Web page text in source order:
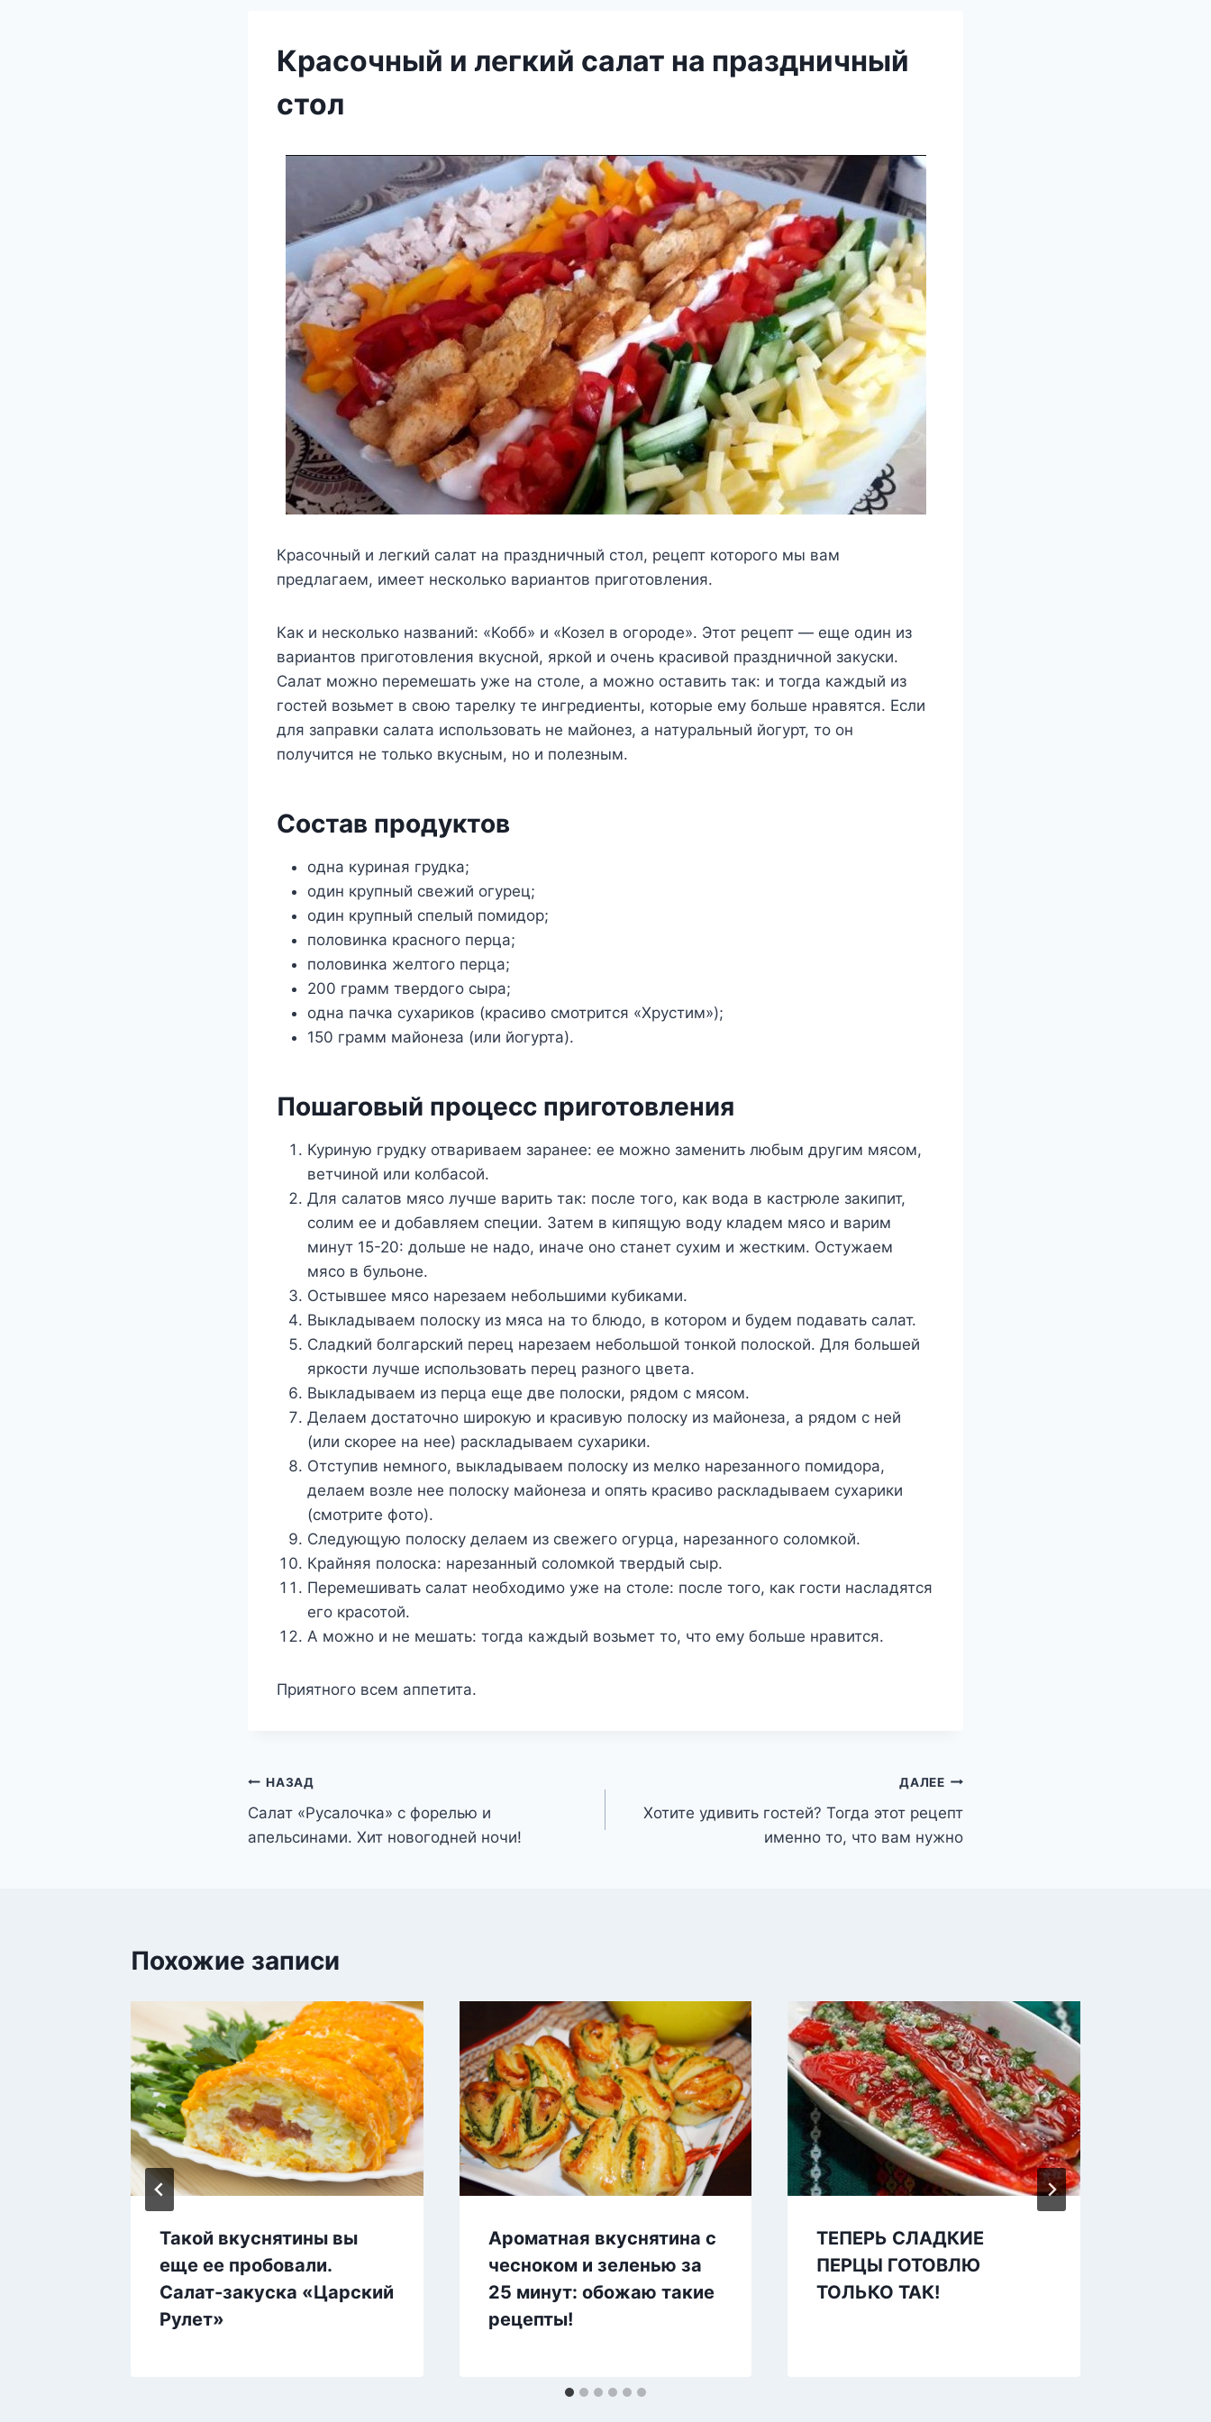
Красочный и легкий салат на праздничный
стол
Красочный и легкий салат на праздничный стол, рецепт которого мы вам
предлагаем, имеет несколько вариантов приготовления.
Как и несколько названий: «Кобб» и «Козел в огороде». Этот рецепт — еще один из
вариантов приготовления вкусной, яркой и очень красивой праздничной закуски.
Салат можно перемешать уже на столе, а можно оставить так: и тогда каждый из
гостей возьмет в свою тарелку те ингредиенты, которые ему больше нравятся. Если
для заправки салата использовать не майонез, а натуральный йогурт, то он
получится не только вкусным, но и полезным.
Состав продуктов
одна куриная грудка;
один крупный свежий огурец;
один крупный спелый помидор;
половинка красного перца;
половинка желтого перца;
200 грамм твердого сыра;
одна пачка сухариков (красиво смотрится «Хрустим»);
150 грамм майонеза (или йогурта).
Пошаговый процесс приготовления
Куриную грудку отвариваем заранее: ее можно заменить любым другим мясом,
ветчиной или колбасой.
Для салатов мясо лучше варить так: после того, как вода в кастрюле закипит,
солим ее и добавляем специи. Затем в кипящую воду кладем мясо и варим
минут 15-20: дольше не надо, иначе оно станет сухим и жестким. Остужаем
мясо в бульоне.
Остывшее мясо нарезаем небольшими кубиками.
Выкладываем полоску из мяса на то блюдо, в котором и будем подавать салат.
Сладкий болгарский перец нарезаем небольшой тонкой полоской. Для большей
яркости лучше использовать перец разного цвета.
Выкладываем из перца еще две полоски, рядом с мясом.
Делаем достаточно широкую и красивую полоску из майонеза, а рядом с ней
(или скорее на нее) раскладываем сухарики.
Отступив немного, выкладываем полоску из мелко нарезанного помидора,
делаем возле нее полоску майонеза и опять красиво раскладываем сухарики
(смотрите фото).
Следующую полоску делаем из свежего огурца, нарезанного соломкой.
Крайняя полоска: нарезанный соломкой твердый сыр.
Перемешивать салат необходимо уже на столе: после того, как гости насладятся
его красотой.
А можно и не мешать: тогда каждый возьмет то, что ему больше нравится.
Приятного всем аппетита.
Навигация
по
НАЗАД
Салат «Русалочка» с форелью и
апельсинами. Хит новогодней ночи!
ДАЛЕЕ
Хотите удивить гостей? Тогда этот рецепт
именно то, что вам нужно
Похожие записи
Такой вкуснятины вы
еще ее пробовали.
Салат-закуска «Царский
Рулет»
Ароматная вкуснятина с
чесноком и зеленью за
25 минут: обожаю такие
рецепты!
ТЕПЕРЬ СЛАДКИЕ
ПЕРЦЫ ГОТОВЛЮ
ТОЛЬКО ТАК!